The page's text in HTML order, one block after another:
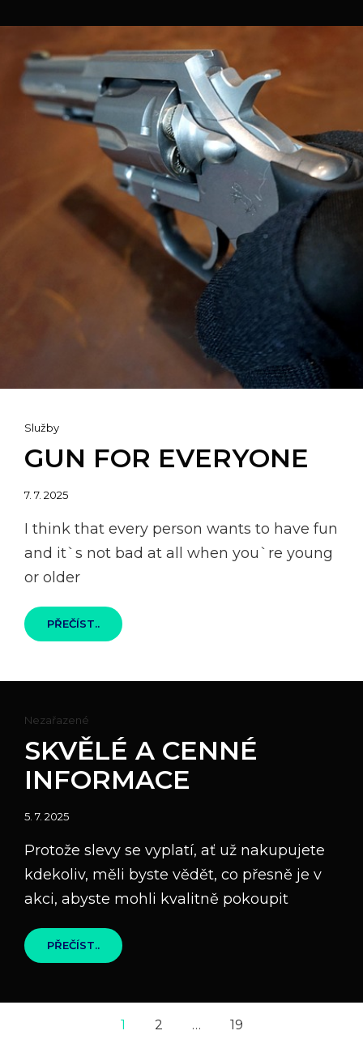
Cat
Links
Služby
GUN FOR EVERYONE
Posted
7. 7. 2025
I think that every person wants to have fun
and it`s not bad at all when you`re young
or older
PŘEČÍST.. GUN
FOR
Cat
Links
Nezařazené
SKVĚLÉ A CENNÉ
INFORMACE
Posted
5. 7. 2025
Protože slevy se vyplatí, ať už nakupujete
kdekoliv, měli byste vědět, co přesně je v
akci, abyste mohli kvalitně pokoupit
PŘEČÍST.. SKVĚLÉ
1 2 … 19